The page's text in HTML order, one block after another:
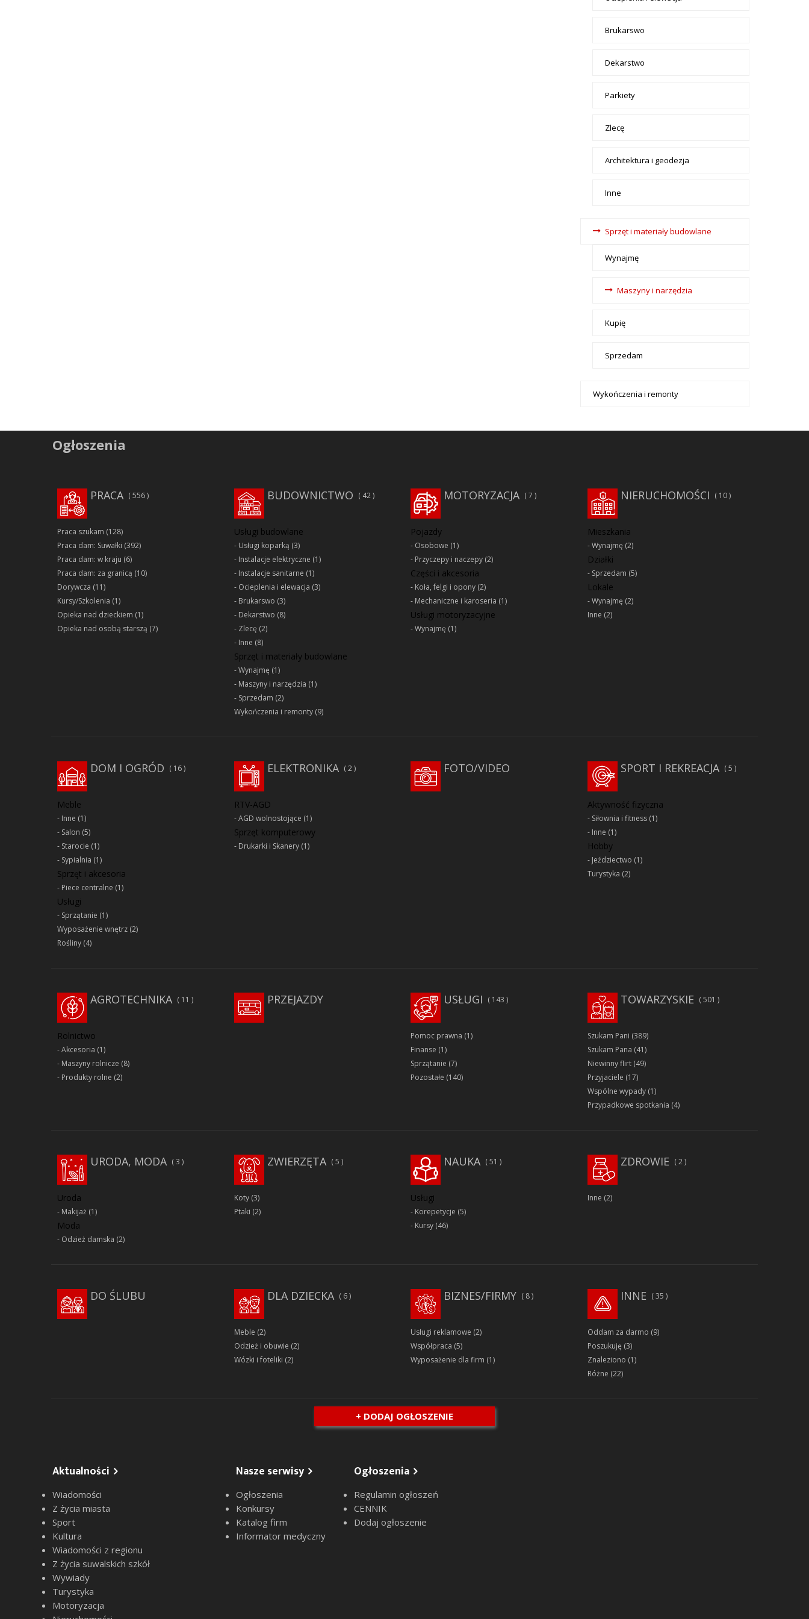
Brukarswo
Dekarstwo
Parkiety
Zlecę
Architektura i geodezja
Inne
Sprzęt i materiały budowlane
Wynajmę
Maszyny i narzędzia
Kupię
Sprzedam
Wykończenia i remonty
Ogłoszenia
PRACA 556
Praca szukam (128)
Praca dam: Suwałki (392)
Praca dam: w kraju (6)
Praca dam: za granicą (10)
Dorywcza (11)
Kursy/Szkolenia (1)
Opieka nad dzieckiem (1)
Opieka nad osobą starszą (7)
BUDOWNICTWO 42
Usługi budowlane
Usługi koparką (3)
Instalacje elektryczne (1)
Instalacje sanitarne (1)
Ocieplenia i elewacja (3)
Brukarswo (3)
Dekarstwo (8)
Zlecę (2)
Inne (8)
Sprzęt i materiały budowlane
Wynajmę (1)
Maszyny i narzędzia (1)
Sprzedam (2)
Wykończenia i remonty(9)
MOTORYZACJA 7
Pojazdy
Osobowe (1)
Przyczepy i naczepy (2)
Części i akcesoria
Koła, felgi i opony (2)
Mechaniczne i karoseria (1)
Usługi motoryzacyjne
Wynajmę (1)
NIERUCHOMOŚCI 10
Mieszkania
Wynajmę (2)
Działki
Sprzedam (5)
Lokale
Wynajmę (2)
Inne (2)
DOM I OGRÓD 16
Meble
Inne (1)
Salon (5)
Starocie (1)
Sypialnia (1)
Sprzęt i akcesoria
Piece centralne (1)
Usługi
Sprzątanie (1)
Wyposażenie wnętrz (2)
Rośliny (4)
2
ELEKTRONIKA
RTV-AGD
AGD wolnostojące (1)
Sprzęt komputerowy
Drukarki i Skanery(1)
FOTO/VIDEO SPORT I REKREACJA 5
Aktywność fizyczna
Siłownia i fitness(1)
Inne (1)
Hobby
Jeździectwo (1)
Turystyka (2)
AGROTECHNIKA 11
Rolnictwo
Akcesoria (1)
Maszyny rolnicze (8)
Produkty rolne (2)
PRZEJAZDY 143
USŁUGI
Pomoc prawna (1)
Finanse (1)
Sprzątanie (7)
Pozostałe (140)
TOWARZYSKIE 501
Szukam Pani (389)
Szukam Pana (41)
Niewinny flirt(49)
Przyjaciele (17)
Wspólne wypady(1)
Przypadkowe spotkania (4)
URODA, MODA 3
Uroda
Makijaż (1)
Moda
Odzież damska (2)
ZWIERZĘTA 5
Koty(3)
Ptaki (2)
51
NAUKA
Usługi
Korepetycje (5)
Kursy (46)
ZDROWIE 2
Inne (2)
DO ŚLUBU 6
DLA DZIECKA
Meble (2)
Odzież i obuwie (2)
Wózki i foteliki (2)
8
BIZNES/FIRMY
Usługi reklamowe (2)
Współpraca (5)
Wyposażenie dla firm (1)
35
INNE
Oddam za darmo (9)
Poszukuję (3)
Znaleziono (1)
Różne (22)
+ DODAJ OGŁOSZENIE
Aktualności
Wiadomości
Z życia miasta
Sport
Kultura
Wiadomości z regionu
Z życia suwalskich szkół
Wywiady
Turystyka
Motoryzacja
Nasze serwisy
Ogłoszenia
Konkursy
Katalog firm
Informator medyczny
Ogłoszenia
Regulamin ogłoszeń
CENNIK
Dodaj ogłoszenie